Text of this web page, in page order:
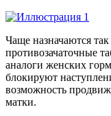
Чаще назначаются
противозачаточные
аналоги женских
блокируют
возможность
матки.